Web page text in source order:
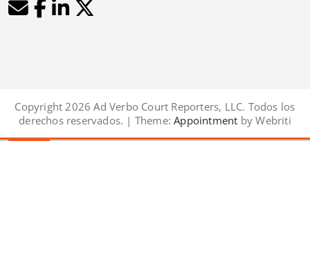
Copyright 2026 Ad Verbo Court Reporters, LLC. Todos los
derechos reservados. | Theme: Appointment by Webriti